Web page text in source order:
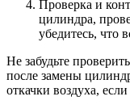
Проверка и
цилиндра,
убедитесь, что
Не забудьте
после замены
откачки воздуха,